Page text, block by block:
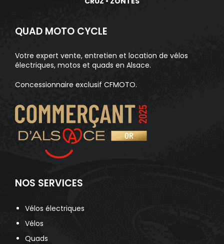
QUAD MOTO CYCLE
Votre expert vente, entretien et location de vélos
électriques, motos et quads en Alsace.
Concessionnaire exclusif CFMOTO.
NOS SERVICES
Vélos électriques
Vélos
Quads